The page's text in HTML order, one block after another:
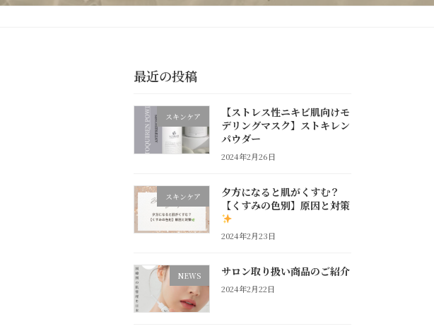
最近の投稿
スキンケア
【ストレス性ニキビ肌向けモ
デリングマスク】ストキレン
パウダー
2024年2月26日
スキンケア
夕方になると肌がくすむ？
【くすみの色別】原因と対策
2024年2月23日
NEWS サロン取り扱い商品のご紹介
2024年2月22日